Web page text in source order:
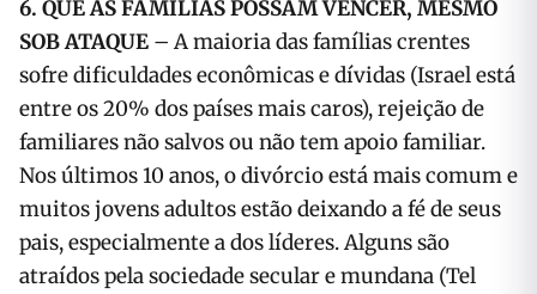
6. QUE AS FAMÍLIAS POSSAM VENCER, MESMO
SOB ATAQUE – A maioria das famílias crentes
sofre dificuldades econômicas e dívidas (Israel está
entre os 20% dos países mais caros), rejeição de
familiares não salvos ou não tem apoio familiar.
Nos últimos 10 anos, o divórcio está mais comum e
muitos jovens adultos estão deixando a fé de seus
pais, especialmente a dos líderes. Alguns são
atraídos pela sociedade secular e mundana (Tel